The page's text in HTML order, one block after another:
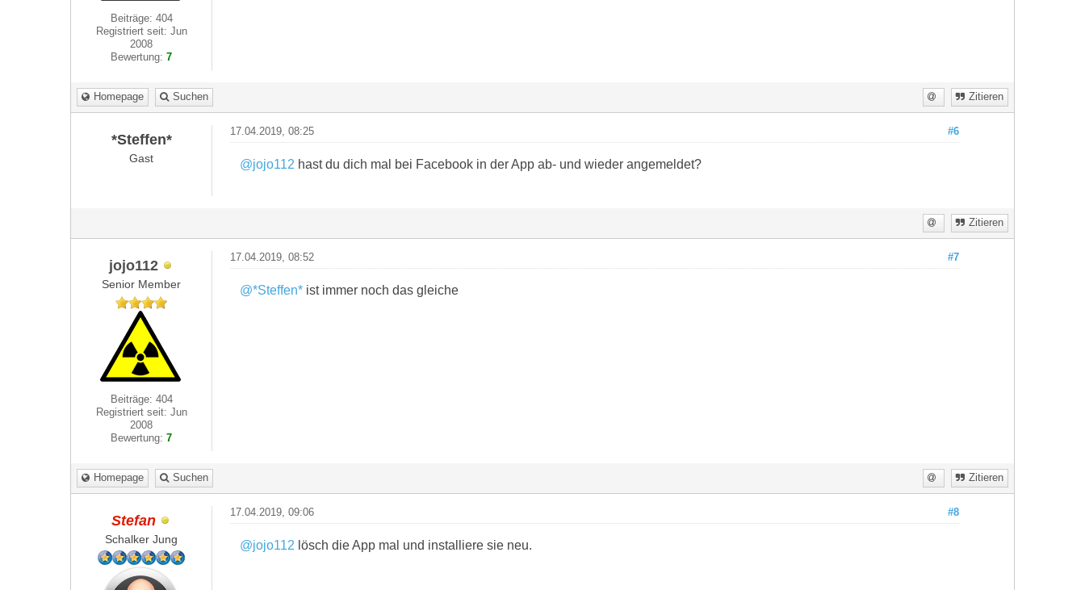
Beiträge: 404
Registriert seit: Jun
2008
Bewertung:7
Homepage Suchen Zitieren
*Steffen*
Gast
#6
17.04.2019, 08:25
@jojo112 hast du dich mal bei Facebook in der App ab- und wieder angemeldet?
Zitieren
jojo112
Senior Member
Beiträge: 404
Registriert seit: Jun
2008
Bewertung:7
#7
17.04.2019, 08:52
@*Steffen*ist immer noch das gleiche
Homepage Suchen Zitieren
Stefan
Schalker Jung
#8
17.04.2019, 09:06
@jojo112 lösch die App mal und installiere sie neu.